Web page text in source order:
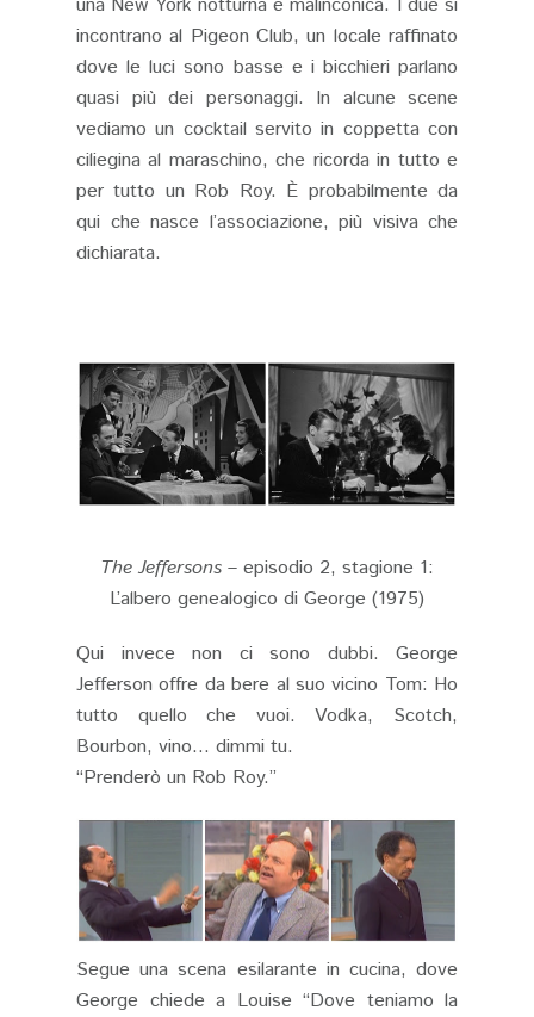
incontrano al Pigeon Club, un locale raffinato
dove le luci sono basse e i bicchieri parlano
quasi più dei personaggi. In alcune scene
vediamo un cocktail servito in coppetta con
ciliegina al maraschino, che ricorda in tutto e
per tutto un Rob Roy. È probabilmente da
qui che nasce l’associazione, più visiva che
dichiarata.
The Jeffersons – episodio 2, stagione 1:
L’albero genealogico di George (1975)
Qui invece non ci sono dubbi. George
Jefferson offre da bere al suo vicino Tom: Ho
tutto quello che vuoi. Vodka, Scotch,
Bourbon, vino… dimmi tu.
“Prenderò un Rob Roy.”
Segue una scena esilarante in cucina, dove
George chiede a Louise “Dove teniamo la